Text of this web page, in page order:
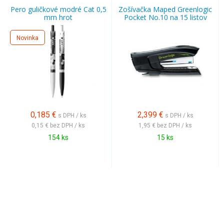
Pero guličkové modré Cat 0,5
mm hrot
Novinka
0,185 € s DPH / ks
0,15 € bez DPH / ks
154 ks
Zošívačka Maped Greenlogic
Pocket No.10 na 15 listov
2,399 € s DPH / ks
1,95 € bez DPH / ks
15 ks